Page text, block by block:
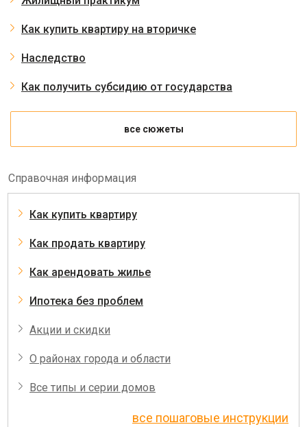
Как купить квартиру на вторичке
Наследство
Как получить субсидию от государства
все сюжеты
Справочная информация
Как купить квартиру
Как продать квартиру
Как арендовать жилье
Ипотека без проблем
Акции и скидки
О районах города и области
Все типы и серии домов
все пошаговые инструкции